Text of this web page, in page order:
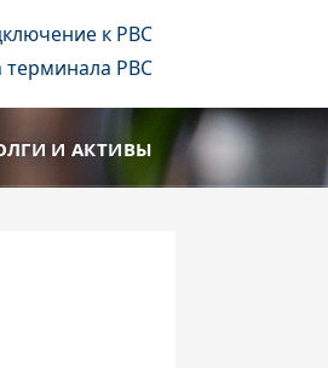
к РВС
терминала РВС
И АКТИВЫ